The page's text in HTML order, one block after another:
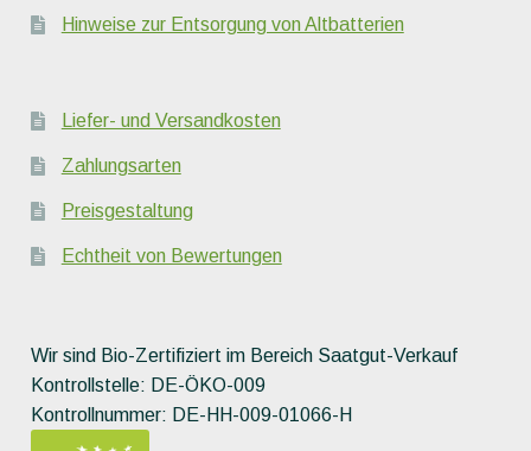
Hinweise zur Entsorgung von Altbatterien
Liefer- und Versandkosten
Zahlungsarten
Preisgestaltung
Echtheit von Bewertungen
Wir sind Bio-Zertifiziert im Bereich Saatgut-Verkauf
Kontrollstelle: DE-ÖKO-009
Kontrollnummer: DE-HH-009-01066-H